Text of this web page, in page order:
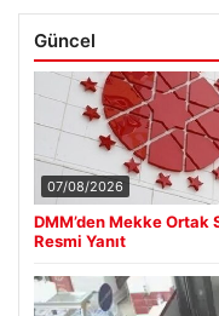
Güncel
07/08/2026
DMM’den Mekke Ortak
Resmi Yanıt